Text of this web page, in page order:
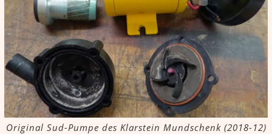
Original Sud-Pumpe des Klarstein Mundschenk (2018-12)